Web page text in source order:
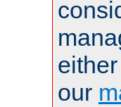
our